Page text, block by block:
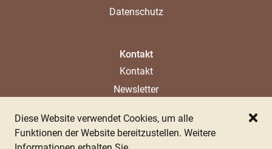
Datenschutz
Kontakt
Kontakt
Newsletter
Ansprechpartner
Diese Website verwendet Cookies, um alle
Funktionen der Website bereitzustellen. Weitere